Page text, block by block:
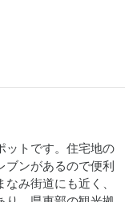
ットです。住宅地の
ンがあるので便利
み街道にも近く、